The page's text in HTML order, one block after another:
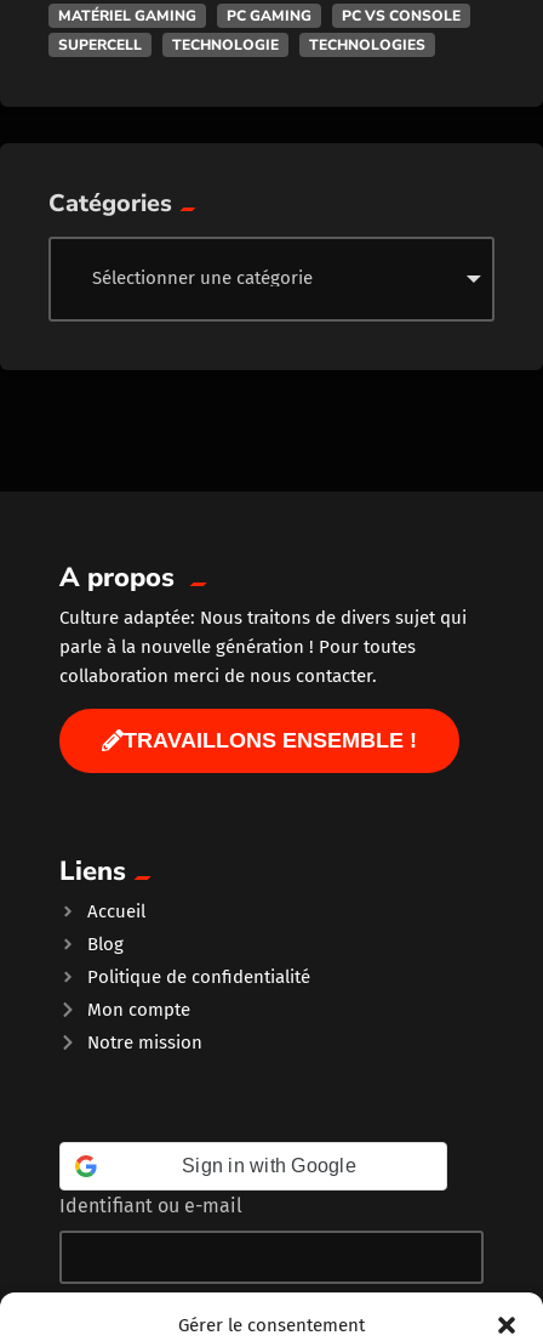
Gérer le consentement
MATÉRIEL GAMING
PC GAMING
PC VS CONSOLE
SUPERCELL
TECHNOLOGIE TECHNOLOGIES
Catégories
A propos
Culture adaptée: Nous traitons de divers sujet qui
parle à la nouvelle génération ! Pour toutes
collaboration merci de nous contacter.
TRAVAILLONS ENSEMBLE !
Liens
Accueil
Blog
Politique de confidentialité
Mon compte
Notre mission
Sign in with Google
Identifiant ou e-mail